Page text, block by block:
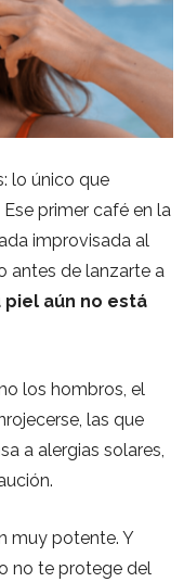
lo único que
primer café en la
improvisada al
antes de lanzarte a
piel aún no está
los hombros, el
las que
a alergias solares,
muy potente. Y
no te protege del